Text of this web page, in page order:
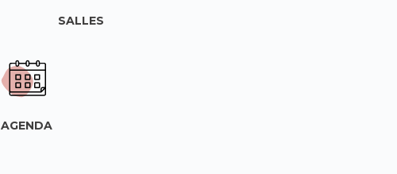
SALLES
AGENDA